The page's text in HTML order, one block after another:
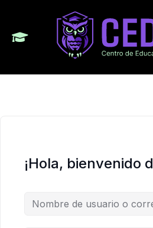
¡Hola, bienvenido